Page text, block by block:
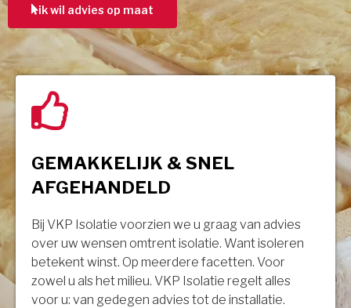
ik wil advies op maat
GEMAKKELIJK & SNEL
AFGEHANDELD
Bij VKP Isolatie voorzien we u graag van advies
over uw wensen omtrent isolatie. Want isoleren
betekent winst. Op meerdere facetten. Voor
zowel u als het milieu. VKP Isolatie regelt alles
voor u: van gedegen advies tot de installatie.